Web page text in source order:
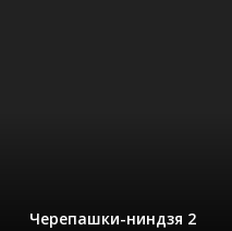
Черепашки-ниндзя 2